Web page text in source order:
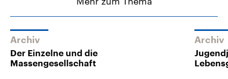
Archiv
Der Einzelne und die
Massengesellschaft
Archiv